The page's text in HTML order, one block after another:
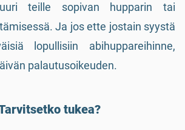
teille sopivan hupparin tai
Ja jos ette jostain syystä
lopullisiin abihuppareihinne,
palautusoikeuden.
tukea?